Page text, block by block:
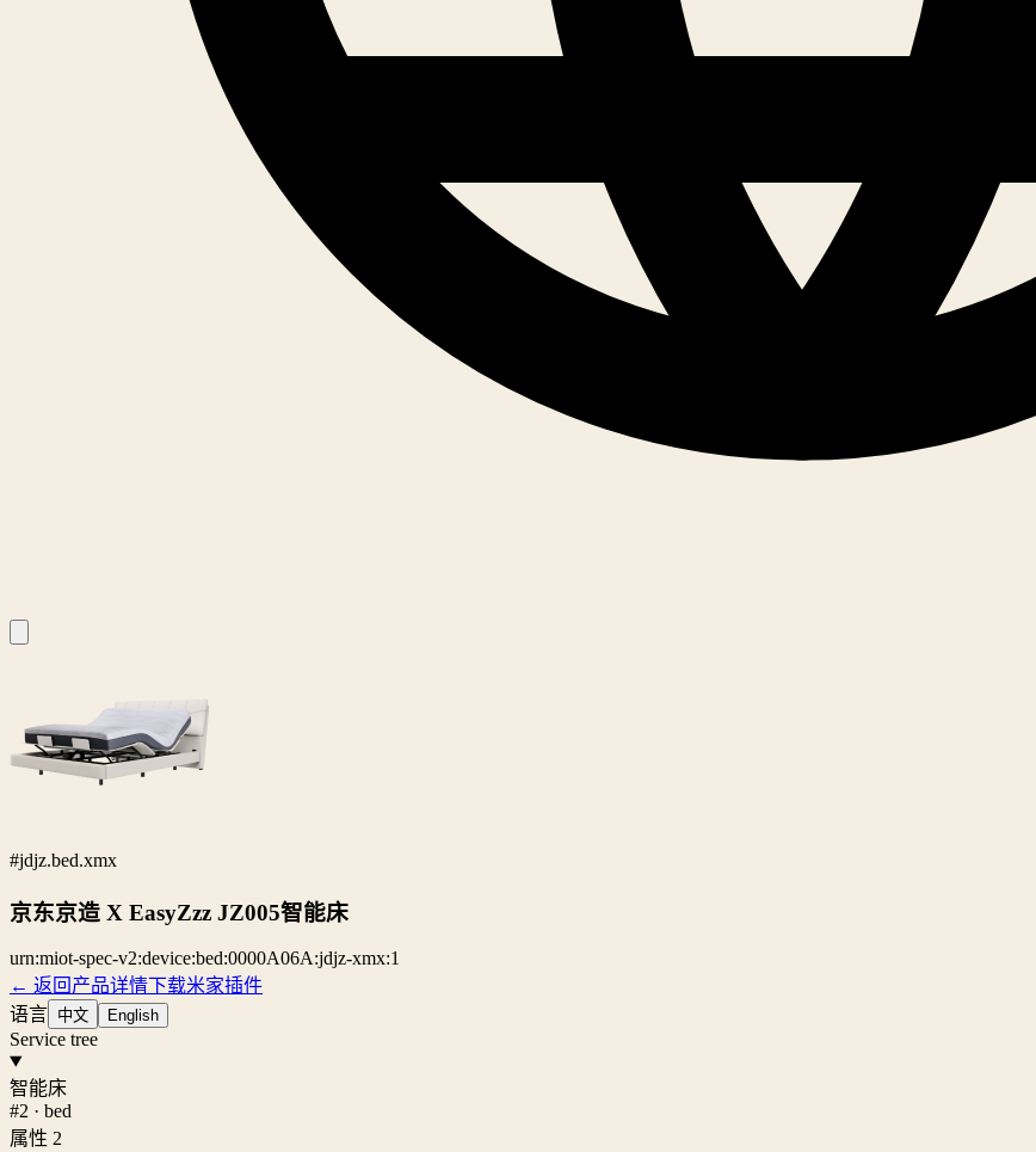
#jdjz.bed.xmx
京东京造 X EasyZzz JZ005智能床
urn:miot-spec-v2:device:bed:0000A06A:jdjz-xmx:1
← 返回产品详情下载米家插件
语言 中文 English
Service tree
智能床
#2 · bed
属性 2